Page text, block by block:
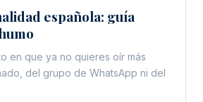
española: guía
en que ya no quieres oír más
del grupo de WhatsApp ni del